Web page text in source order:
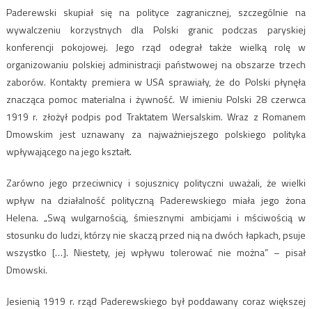
Paderewski skupiał się na polityce zagranicznej, szczególnie na
wywalczeniu korzystnych dla Polski granic podczas paryskiej
konferencji pokojowej. Jego rząd odegrał także wielką rolę w
organizowaniu polskiej administracji państwowej na obszarze trzech
zaborów. Kontakty premiera w USA sprawiały, że do Polski płynęła
znacząca pomoc materialna i żywność. W imieniu Polski 28 czerwca
1919 r. złożył podpis pod Traktatem Wersalskim. Wraz z Romanem
Dmowskim jest uznawany za najważniejszego polskiego polityka
wpływającego na jego kształt.
Zarówno jego przeciwnicy i sojusznicy polityczni uważali, że wielki
wpływ na działalność polityczną Paderewskiego miała jego żona
Helena. „Swą wulgarnością, śmiesznymi ambicjami i mściwością w
stosunku do ludzi, którzy nie skaczą przed nią na dwóch łapkach, psuje
wszystko […]. Niestety, jej wpływu tolerować nie można” – pisał
Dmowski.
Jesienią 1919 r. rząd Paderewskiego był poddawany coraz większej